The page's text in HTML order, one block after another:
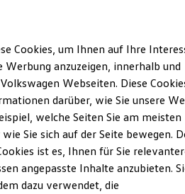
der ID. Modelle
im Winter
anfordern
Cookies, um Ihnen auf Ihre
Werbung anzuzeigen, innerhalb und
Webseiten. Diese
darüber, wie Sie unsere
welche Seiten Sie am meisten
Sie sich auf der Seite bewegen.
ist es, Ihnen für Sie
angepasste Inhalte anzubieten.
dazu verwendet, die